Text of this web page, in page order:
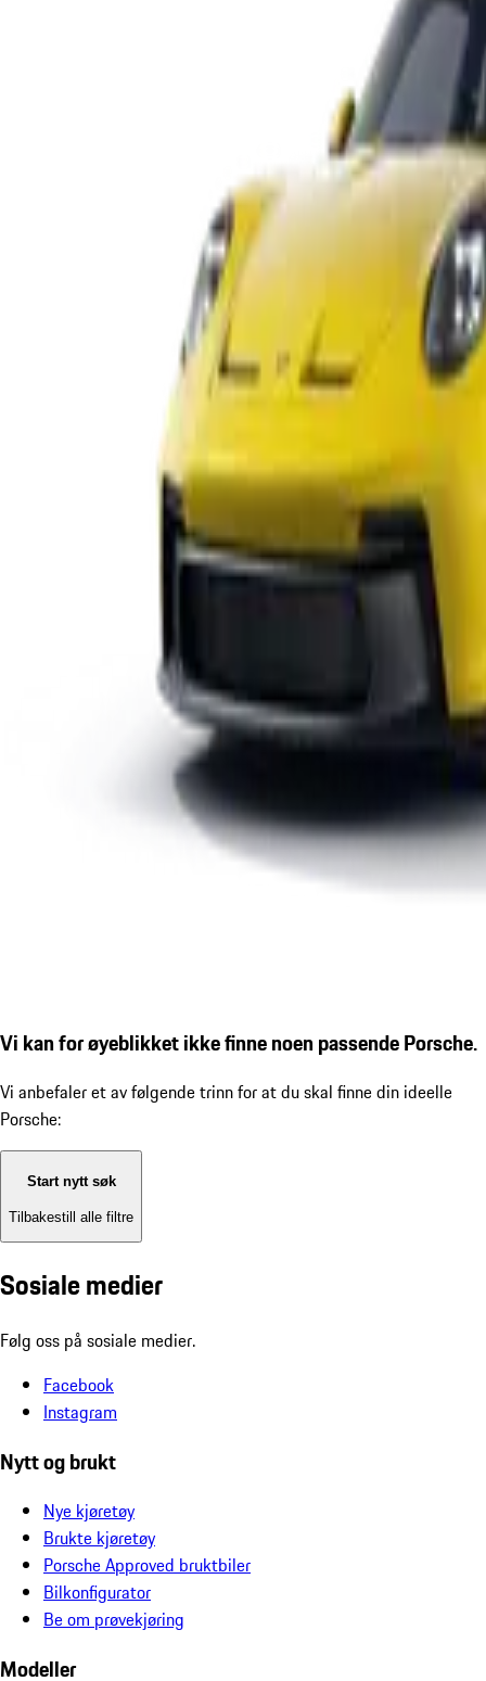
Vi kan for øyeblikket ikke finne noen passende Porsche.
Vi anbefaler et av følgende trinn for at du skal finne din ideelle
Porsche:
Start nytt søk
Tilbakestill alle filtre
Sosiale medier
Følg oss på sosiale medier.
Facebook
Instagram
Nytt og brukt
Nye kjøretøy
Brukte kjøretøy
Porsche Approved bruktbiler
Bilkonfigurator
Be om prøvekjøring
Modeller